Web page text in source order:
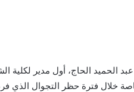
الحميد الحاج، أول مدير لكلية
خلال فترة حظر التجوال الذي